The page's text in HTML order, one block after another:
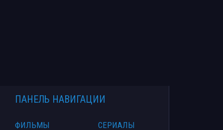
ПАНЕЛЬ НАВИГАЦИИ
ФИЛЬМЫ СЕРИАЛЫ